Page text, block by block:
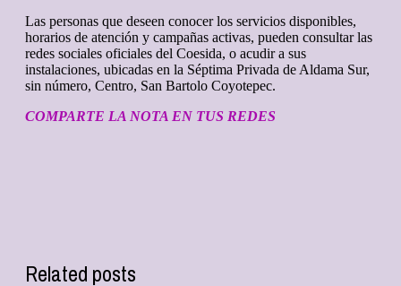
Las personas que deseen conocer los servicios disponibles,
horarios de atención y campañas activas, pueden consultar las
redes sociales oficiales del Coesida, o acudir a sus
instalaciones, ubicadas en la Séptima Privada de Aldama Sur,
sin número, Centro, San Bartolo Coyotepec.
COMPARTE LA NOTA EN TUS REDES
Related posts